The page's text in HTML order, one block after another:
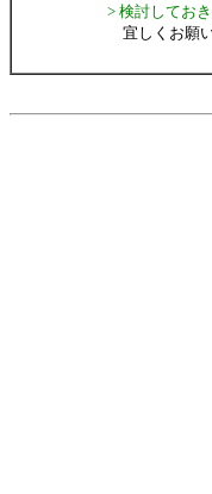
> 検討しておき
宜しくお願い